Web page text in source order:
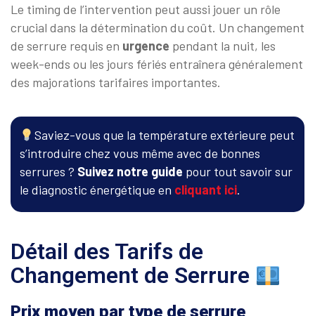
Le timing de l’intervention peut aussi jouer un rôle
crucial dans la détermination du coût. Un changement
de serrure requis en urgence pendant la nuit, les
week-ends ou les jours fériés entraînera généralement
des majorations tarifaires importantes.
Saviez-vous que la température extérieure peut
s’introduire chez vous même avec de bonnes
serrures ? Suivez notre guide pour tout savoir sur
le diagnostic énergétique en cliquant ici.
Détail des Tarifs de
Changement de Serrure
Prix moyen par type de serrure